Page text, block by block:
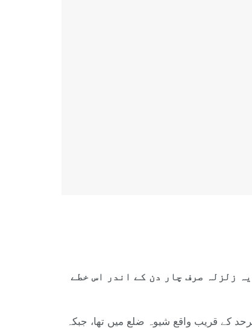
زلزلہ صرف چار دن کے اندر اس خطے
اس کا مرکز پاکستان کی سرحد کے قریب واقع شیوہ ضلع میں تھا، جبکہ